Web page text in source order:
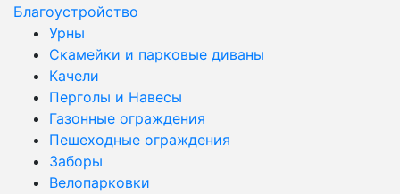
Благоустройство
Урны
Скамейки и парковые диваны
Качели
Перголы и Навесы
Газонные ограждения
Пешеходные ограждения
Заборы
Велопарковки